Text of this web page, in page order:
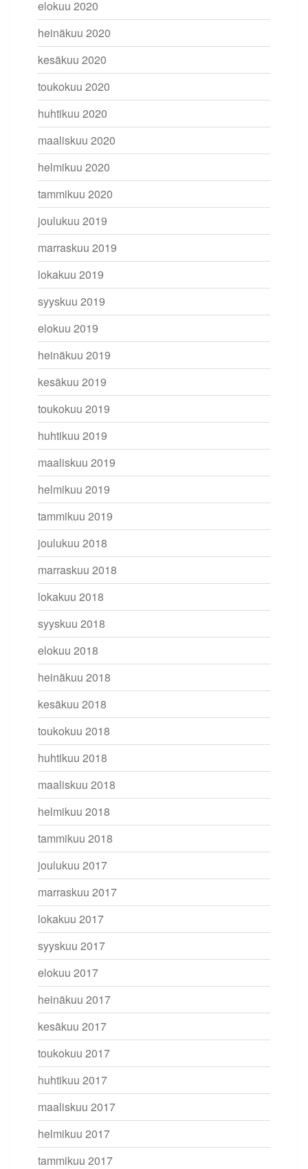
elokuu 2020
heinäkuu 2020
kesäkuu 2020
toukokuu 2020
huhtikuu 2020
maaliskuu 2020
helmikuu 2020
tammikuu 2020
joulukuu 2019
marraskuu 2019
lokakuu 2019
syyskuu 2019
elokuu 2019
heinäkuu 2019
kesäkuu 2019
toukokuu 2019
huhtikuu 2019
maaliskuu 2019
helmikuu 2019
tammikuu 2019
joulukuu 2018
marraskuu 2018
lokakuu 2018
syyskuu 2018
elokuu 2018
heinäkuu 2018
kesäkuu 2018
toukokuu 2018
huhtikuu 2018
maaliskuu 2018
helmikuu 2018
tammikuu 2018
joulukuu 2017
marraskuu 2017
lokakuu 2017
syyskuu 2017
elokuu 2017
heinäkuu 2017
kesäkuu 2017
toukokuu 2017
huhtikuu 2017
maaliskuu 2017
helmikuu 2017
tammikuu 2017